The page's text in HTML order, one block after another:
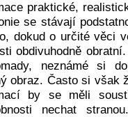
praktické,
se stávají
dokud o určité věci
obdivuhodně
neznámé si
obraz. Často si však
by se měli
nechat